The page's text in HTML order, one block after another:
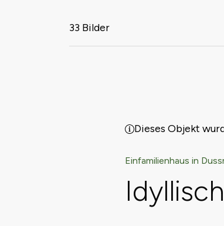
33 Bilder
Dieses Objekt
Einfamilienhaus in